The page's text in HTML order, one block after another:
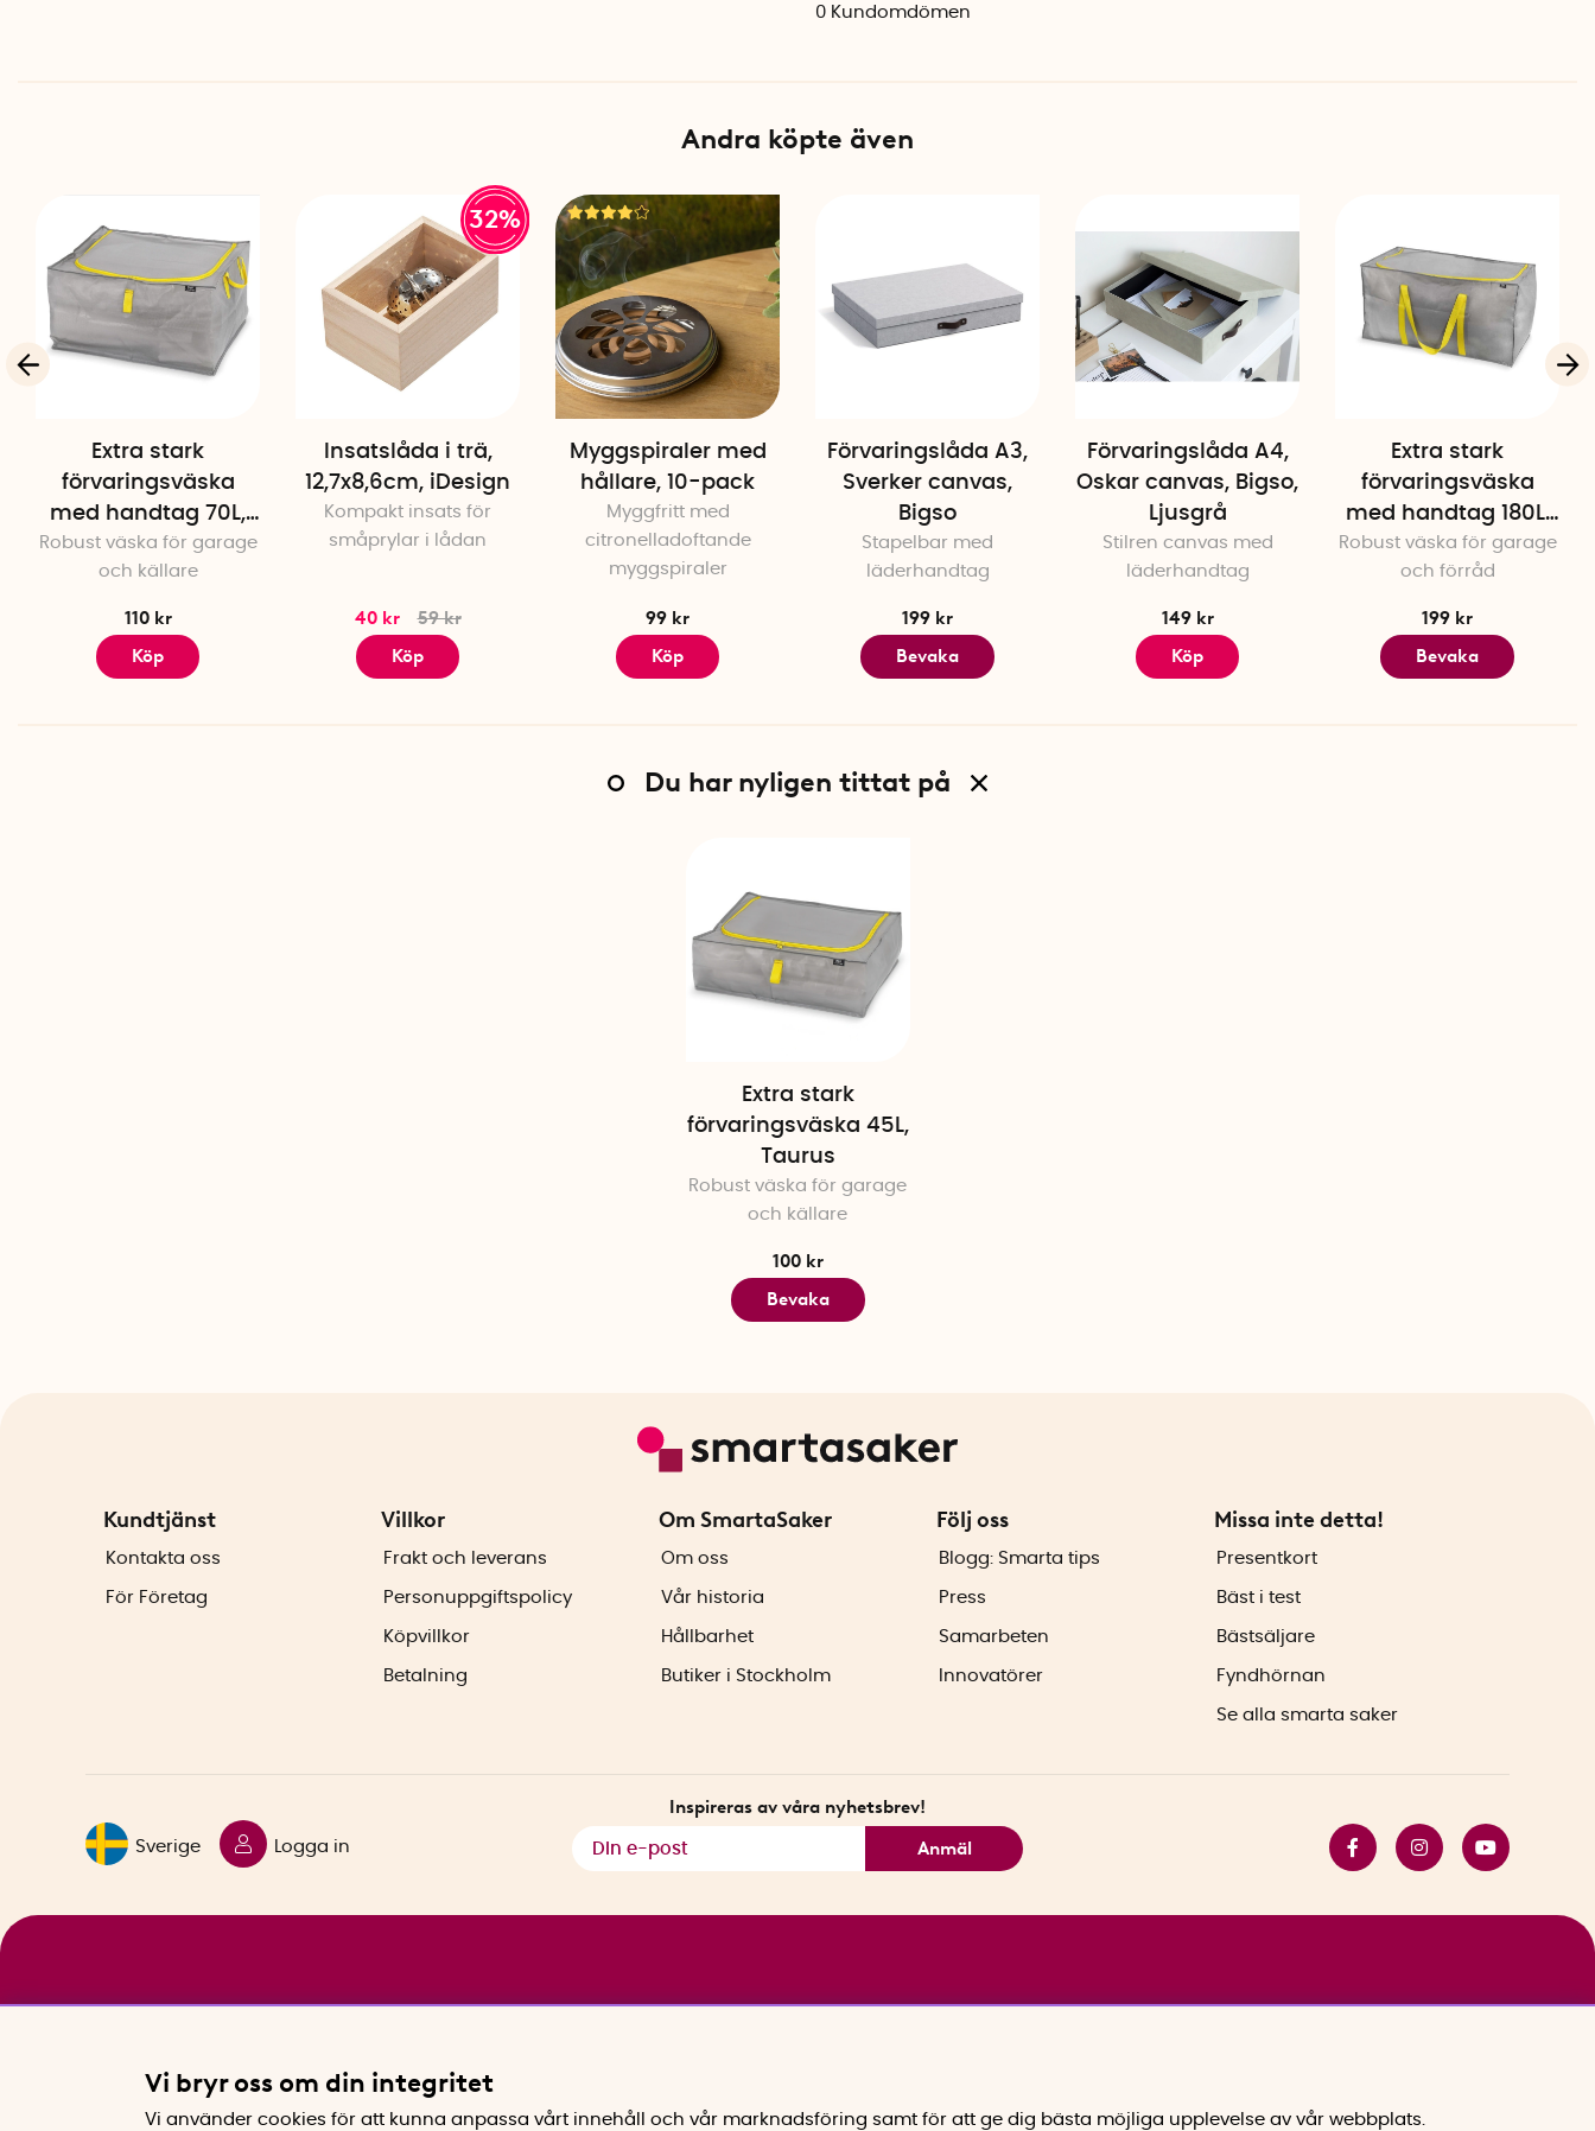
Mått: 55 x 45 x 18 cm
0 Kundomdömen
Andra köpte även
Extra stark
förvaringsväska
med handtag 70L,
Taurus
Robust väska för garage
och källare
110 kr
Köp
32%
Insatslåda i trä,
12,7x8,6cm, iDesign
Kompakt insats för
småprylar i lådan
40 kr
59 kr
Köp
Myggspiraler med
hållare, 10-pack
Myggfritt med
citronelladoftande
myggspiraler
99 kr
Köp
Förvaringslåda A3,
Sverker canvas,
Bigso
Stapelbar med
läderhandtag
199 kr
Bevaka
Förvaringslåda A4,
Oskar canvas, Bigso,
Ljusgrå
Stilren canvas med
läderhandtag
149 kr
Köp
Extra stark
förvaringsväska
med handtag 180L,
Taurus
Robust väska för garage
och förråd
199 kr
Bevaka
Du har nyligen tittat på
Extra stark
förvaringsväska 45L,
Taurus
Robust väska för garage
och källare
100 kr
Bevaka
Kundtjänst
Kontakta oss
För Företag
Villkor
Frakt och leverans
Personuppgiftspolicy
Köpvillkor
Betalning
Om SmartaSaker
Om oss
Vår historia
Hållbarhet
Butiker i Stockholm
Följ oss
Blogg: Smarta tips
Press
Samarbeten
Innovatörer
Missa inte detta!
Presentkort
Bäst i test
Bästsäljare
Fyndhörnan
Se alla smarta saker
Sverige Logga in
Inspireras av våra nyhetsbrev!
Anmäl
Vi bryr oss om din integritet
Vi använder cookies för att kunna anpassa vårt innehåll och vår marknadsföring samt för att ge dig bästa möjliga upplevelse av vår webbplats.